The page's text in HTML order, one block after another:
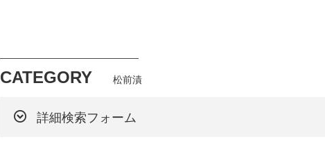
CATEGORY 松前漬
詳細検索フォーム